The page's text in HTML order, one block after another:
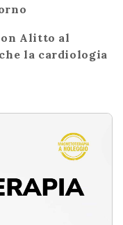
Alitto al
la cardiologia